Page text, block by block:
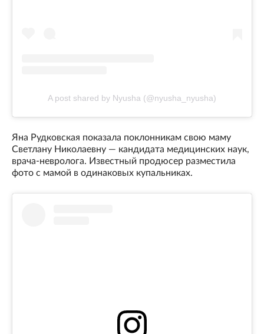
A post shared by Nyusha (@nyusha_nyusha)
Яна Рудковская показала поклонникам свою маму
Светлану Николаевну — кандидата медицинских наук,
врача-невролога. Известный продюсер разместила
фото с мамой в одинаковых купальниках.